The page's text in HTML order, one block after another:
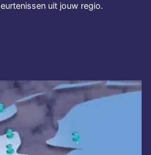
uit jouw regio.